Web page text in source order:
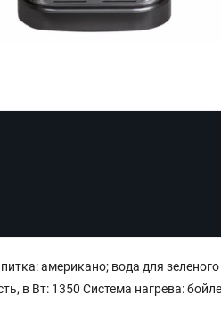
американо; вода для
в Вт: 1350 Система нагрева: